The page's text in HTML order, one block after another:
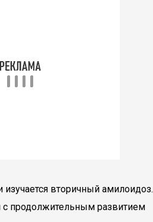
вторичный амилоидоз.
с продолжительным развитием